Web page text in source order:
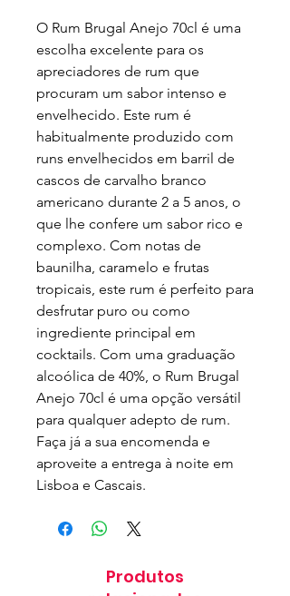
O Rum Brugal Anejo 70cl é uma
escolha excelente para os
apreciadores de rum que
procuram um sabor intenso e
envelhecido. Este rum é
habitualmente produzido com
runs envelhecidos em barril de
cascos de carvalho branco
americano durante 2 a 5 anos, o
que lhe confere um sabor rico e
complexo. Com notas de
baunilha, caramelo e frutas
tropicais, este rum é perfeito para
desfrutar puro ou como
ingrediente principal em
cocktails. Com uma graduação
alcoólica de 40%, o Rum Brugal
Anejo 70cl é uma opção versátil
para qualquer adepto de rum.
Faça já a sua encomenda e
aproveite a entrega à noite em
Lisboa e Cascais.
Produtos